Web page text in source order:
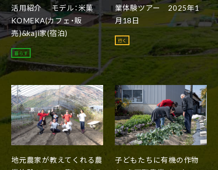
活用紹介 モデル：米菓
KOMEKA(カフェ・販
売)&kaji家(宿泊)
暮らす
業体験ツアー 2025年1
月18日
行く
地元農家が教えてくれる農
子どもたちに有機の作物